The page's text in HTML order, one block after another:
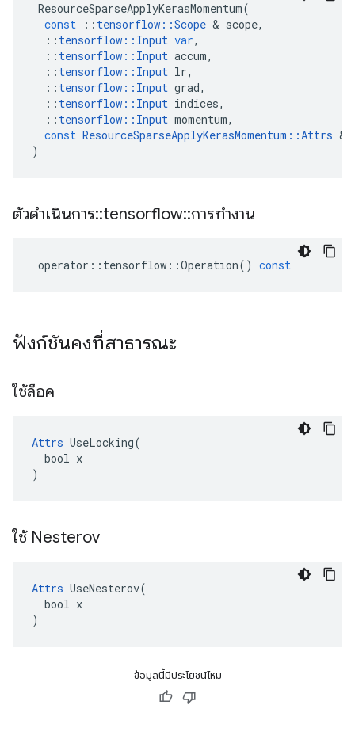
ResourceSparseApplyKerasMomentum(
const
:: tensorflow ::Scope & scope,
:: tensorflow :: Input var,
:: tensorflow :: Input accum,
:: tensorflow :: Input lr,
:: tensorflow :: Input grad,
:: tensorflow :: Input indices,
:: tensorflow :: Input momentum,
const ResourceSparseApplyKerasMomentum ::Attrs &
)
ตัวดำเนินการ::tensorflow::การทำงาน
operator :: tensorflow ::Operation() const
ฟังก์ชันคงที่สาธารณะ
ใช้ล็อค
Attrs UseLocking(
  bool x
)
ใช้ Nesterov
Attrs UseNesterov(
  bool x
)
ข้อมูลนี้มีประโยชน์ไหม